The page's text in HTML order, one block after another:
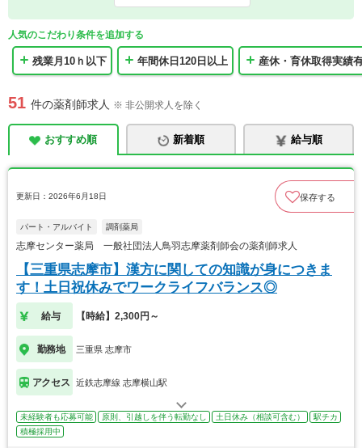
人気のこだわり条件を追加する
残業月10ｈ以下 年間休日120日以上 産休・育休取得実績
51 件の薬剤師求人 ※ 非公開求人を除く
おすすめ順 新着順 給与順
更新日：2026年6月18日 保存する
パート・アルバイト 調剤薬局
志摩センター薬局 一般社団法人鳥羽志摩薬剤師会の薬剤師求人
【三重県志摩市】漢方に関しての知識が身につきま
す！土日祝休みでワークライフバランス◎
給与 【時給】2,300円～
勤務地 三重県 志摩市
アクセス 近鉄志摩線 志摩横山駅
未経験者も応募可能 原則、引越しを伴う転勤なし 土日休み（相談可含む）
駅チカ
積極採用中